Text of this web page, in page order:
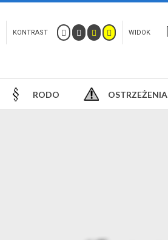
KONTRAST WIDOK
RODO OSTRZEŻENIA